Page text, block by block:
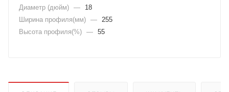
Диаметр (дюйм) —
18
Ширина профиля(мм) — 255
Высота профиля(%) — 55